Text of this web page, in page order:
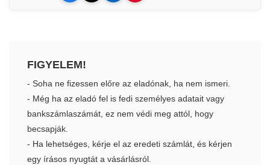
FIGYELEM!
- Soha ne fizessen előre az eladónak, ha nem ismeri.
- Még ha az eladó fel is fedi személyes adatait vagy
bankszámlaszámát, ez nem védi meg attól, hogy
becsapják.
- Ha lehetséges, kérje el az eredeti számlát, és kérjen
egy írásos nyugtát a vásárlásról.